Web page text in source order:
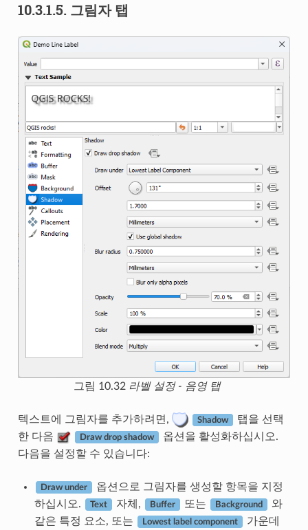
10.3.1.5. 그림자 탭
그림 10.32 라벨 설정 - 음영 탭
텍스트에 그림자를 추가하려면, Shadow
탭을 선택
한 다음
Draw drop shadow
옵션을 활성화하십시오.
다음을 설정할 수 있습니다:
Draw under
옵션으로 그림자를 생성할 항목을 지정
하십시오.
Text 자체, Buffer 또는 Background
와
같은 특정 요소, 또는
Lowest label component 가운데